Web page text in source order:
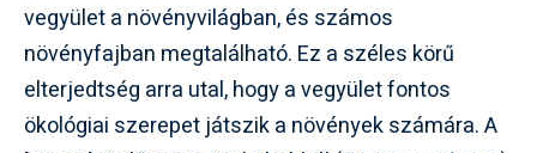
vegyület a növényvilágban, és számos
növényfajban megtalálható. Ez a széles körű
elterjedtség arra utal, hogy a vegyület fontos
ökológiai szerepet játszik a növények számára. A